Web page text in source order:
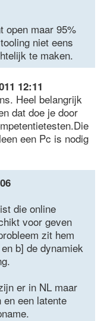
open maar 95%
niet eens
te maken.
12:11
Heel belangrijk
dat doe je door
een Pc is nodig
die online
voor geven
zit hem
b] de dynamiek
er in NL maar
een latente